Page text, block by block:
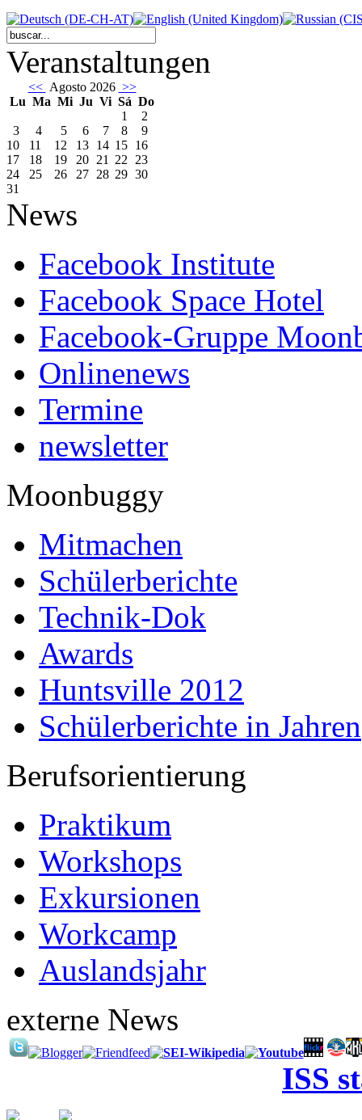
Veranstaltungen
<< Agosto 2026 >>
Lu Ma Mi Ju Vi Sá Do
1
2
3
4 5 6 7 8
9
10
11 12 13 14 15 16
17
18 19 20 21 22 23
24
25 26 27 28 29 30
31
News
Facebook Institute
Facebook Space Hotel
Facebook-Gruppe
Onlinenews
Termine
newsletter
Moonbuggy
Mitmachen
Schülerberichte
Technik-Dok
Awards
Huntsville 2012
Schülerberichte in Jahren
Berufsorientierung
Praktikum
Workshops
Exkursionen
Workcamp
Auslandsjahr
externe News
ISS